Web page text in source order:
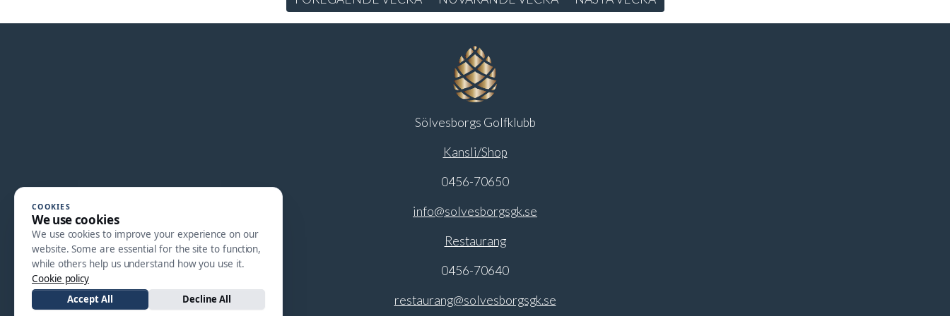
Sölvesborgs Golfklubb
Kansli/Shop
0456-70650
info@solvesborgsgk.se
Restaurang
0456-70640
restaurang@solvesborgsgk.se
COOKIES
We use cookies
We use cookies to improve your experience on our
website. Some are essential for the site to function,
while others help us understand how you use it.
Cookie policy
Accept All
Decline All